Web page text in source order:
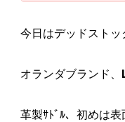
今日はデッドストッ
オランダブランド、
革製ｻﾄﾞﾙ、初めは